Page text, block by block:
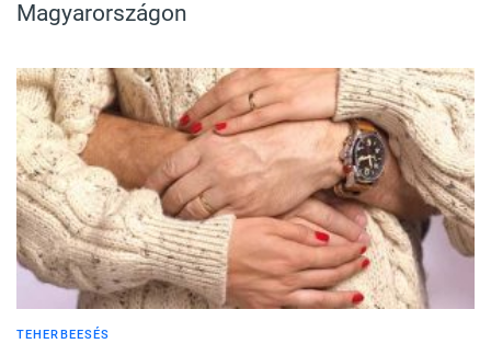
Magyarországon
TEHERBEESÉS